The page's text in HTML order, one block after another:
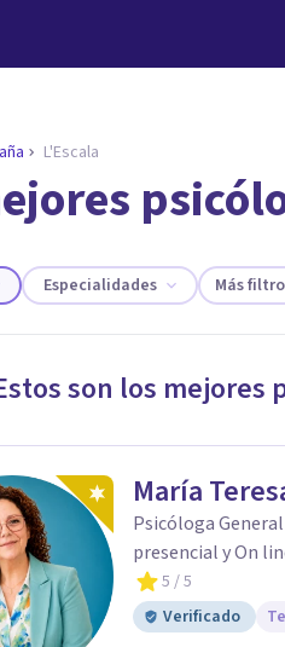
MI TERAPEUTA
ayuda para
cuestionario
L'Escala
Especialidades Más
son los
María
Psicóloga
presencial y On
5 / 5
Verificado